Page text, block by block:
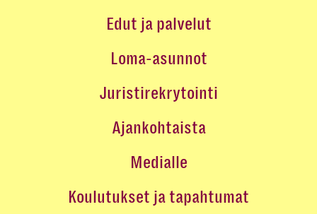
Edut ja palvelut
Loma-asunnot
Juristirekrytointi
Ajankohtaista
Medialle
Koulutukset ja tapahtumat